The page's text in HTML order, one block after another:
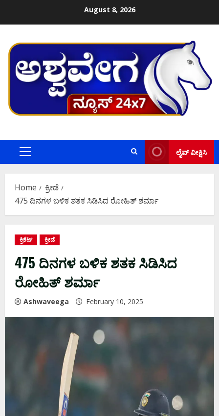
August 8, 2026
Primary
ಲೈವ್ ವೀಕ್ಷಿಸಿ
Home
ಕ್ರೀಡೆ
475 ದಿನಗಳ ಬಳಿಕ ಶತಕ ಸಿಡಿಸಿದ ರೋಹಿತ್‌ ಶರ್ಮಾ
ಕ್ರಿಕೆಟ್ ಕ್ರೀಡೆ
475 ದಿನಗಳ ಬಳಿಕ ಶತಕ ಸಿಡಿಸಿದ
ರೋಹಿತ್‌ ಶರ್ಮಾ
Ashwaveega February 10, 2025